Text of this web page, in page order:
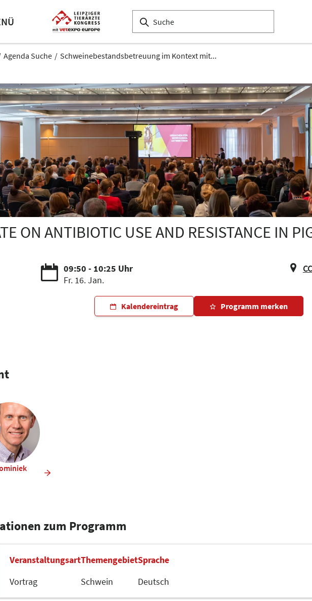
Agenda Suche Schweinebestandsbetreuung im Kontext mit...
ON ANTIBIOTIC USE AND RESISTANCE IN
09:50 - 10:25 Uhr
Fr. 16. Jan.
Kalendereintrag Programm merken
zum Programm
Veranstaltungsart
Vortrag
Themengebiet
Schwein
Sprache
Deutsch